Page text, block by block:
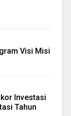
Visi Misi
Investasi
Tahun